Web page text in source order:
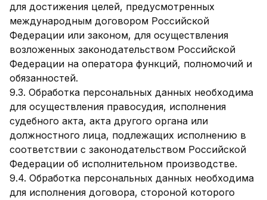
для достижения целей, предусмотренных
международным договором Российской
Федерации или законом, для осуществления
возложенных законодательством Российской
Федерации на оператора функций, полномочий и
обязанностей.
9.3. Обработка персональных данных необходима
для осуществления правосудия, исполнения
судебного акта, акта другого органа или
должностного лица, подлежащих исполнению в
соответствии с законодательством Российской
Федерации об исполнительном производстве.
9.4. Обработка персональных данных необходима
для исполнения договора, стороной которого